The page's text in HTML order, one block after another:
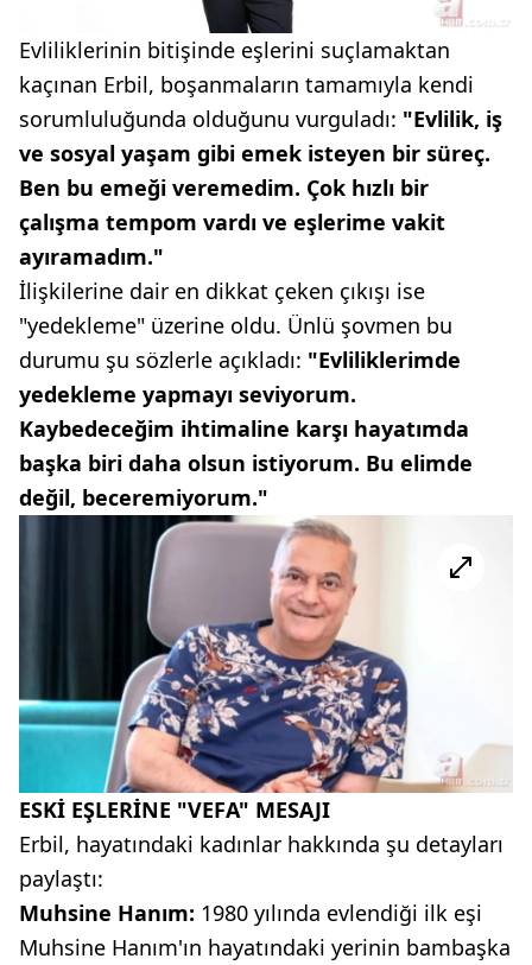
Evliliklerinin bitişinde eşlerini suçlamaktan
kaçınan Erbil, boşanmaların tamamıyla kendi
sorumluluğunda olduğunu vurguladı: "Evlilik, iş
ve sosyal yaşam gibi emek isteyen bir süreç.
Ben bu emeği veremedim. Çok hızlı bir
çalışma tempom vardı ve eşlerime vakit
ayıramadım."
İlişkilerine dair en dikkat çeken çıkışı ise
"yedekleme" üzerine oldu. Ünlü şovmen bu
durumu şu sözlerle açıkladı: "Evliliklerimde
yedekleme yapmayı seviyorum.
Kaybedeceğim ihtimaline karşı hayatımda
başka biri daha olsun istiyorum. Bu elimde
değil, beceremiyorum."
ESKİ EŞLERİNE "VEFA" MESAJI
Erbil, hayatındaki kadınlar hakkında şu detayları
paylaştı:
Muhsine Hanım: 1980 yılında evlendiği ilk eşi
Muhsine Hanım'ın hayatındaki yerinin bambaşka